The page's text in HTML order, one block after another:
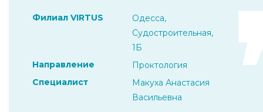
Филиал VIRTUS
Одесса,
Судостроительная,
1Б
Направление
Проктология
Специалист
Макуха Анастасия
Васильевна